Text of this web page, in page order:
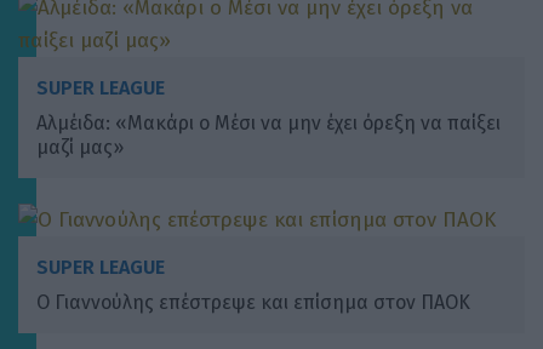
SUPER LEAGUE
Αλμέιδα: «Μακάρι ο Μέσι να μην έχει όρεξη να παίξει
μαζί μας»
SUPER LEAGUE
Ο Γιαννούλης επέστρεψε και επίσημα στον ΠΑΟΚ